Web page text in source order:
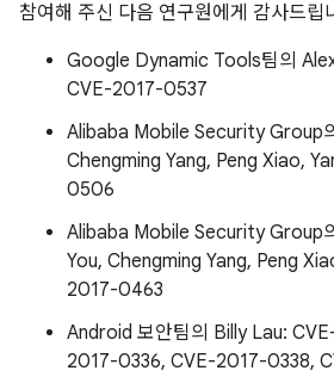
참여해 주신 다음 연구원에게 감사드립
Google Dynamic Tools팀의
CVE-2017-0537
Alibaba Mobile Security Group
Chengming Yang, Peng Xiao,
0506
Alibaba Mobile Security Group
You, Chengming Yang, Peng
2017-0463
Android 보안팀의 Billy Lau:
2017-0336, CVE-2017-0338,